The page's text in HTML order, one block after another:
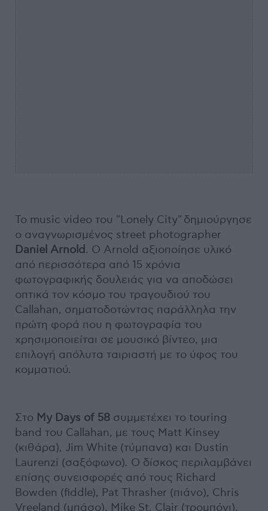
Το music video του "Lonely City" δημιούργησε
ο αναγνωρισμένος street photographer
Daniel Arnold. Ο Arnold αξιοποίησε υλικό
από περισσότερα από 15 χρόνια
φωτογραφικής δουλειάς για να αποδώσει
οπτικά τον κόσμο του τραγουδιού του
Callahan, σηματοδοτώντας παράλληλα την
πρώτη φορά που η φωτογραφία του
χρησιμοποιείται σε μουσικό βίντεο, μια
επιλογή απόλυτα ταιριαστή με το ύφος του
κομματιού.
Στο My Days of 58 συμμετέχει το touring
band του Callahan, με τους Matt Kinsey
(κιθάρα), Jim White (τύμπανα) και Dustin
Laurenzi (σαξόφωνο). Ο δίσκος περιλαμβάνει
επίσης συνεισφορές από τους Richard
Bowden (fiddle), Pat Thrasher (πιάνο), Chris
Vreeland (μπάσο), Mike St. Clair (τρομπόνι),